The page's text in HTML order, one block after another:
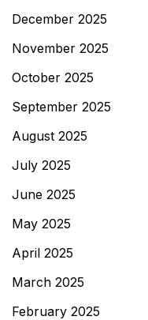
December 2025
November 2025
October 2025
September 2025
August 2025
July 2025
June 2025
May 2025
April 2025
March 2025
February 2025